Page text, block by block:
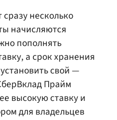
несколько
начисляются
пополнять
а срок хранения
свой —
Прайм
высокую ставку и
для владельцев